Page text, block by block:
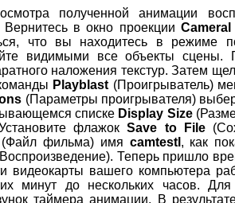
полученной анимации
Вернитесь в окно проекции Cameral
что вы находитесь в режиме
видимыми все объекты
наложения текстур. Затем
Playblast (Проигрыватель)
(Параметры проигрывателя)
списке Display Size
флажокSave to File
фильма) имя camtestl , как
Теперь пришло
видеокарты вашего компьютера
минут до нескольких часов.
таймера анимации. В